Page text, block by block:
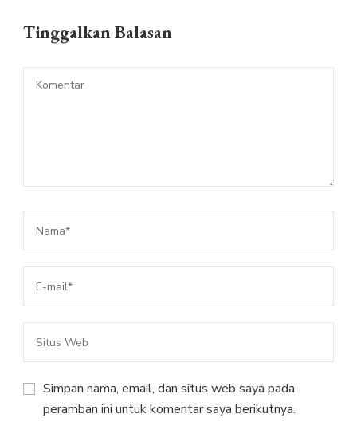
Tinggalkan Balasan
Simpan nama, email, dan situs web saya pada
peramban ini untuk komentar saya berikutnya.